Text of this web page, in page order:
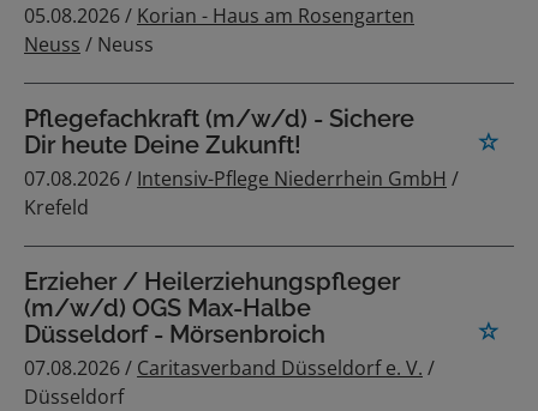
05.08.2026 / Korian - Haus am Rosengarten
Neuss / Neuss
Pflegefachkraft (m/w/d) - Sichere
Dir heute Deine Zukunft!
07.08.2026 / Intensiv-Pflege Niederrhein GmbH /
Krefeld
Erzieher / Heilerziehungspfleger
(m/w/d) OGS Max-Halbe
Düsseldorf - Mörsenbroich
07.08.2026 / Caritasverband Düsseldorf e. V. /
Düsseldorf